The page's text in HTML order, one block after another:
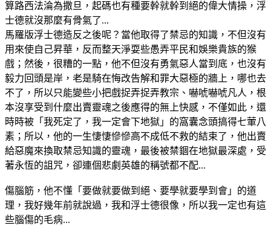
算路西法淪為撒旦，起碼也有種要幹就幹到絕的偉大情操，浮
士德就沒那麼有骨氣了...
馬羅版浮士德造反之後呢？當他取得了禁忌的知識，不但沒有
用來使自己昇華，反而整天淨耍些愚弄平民和娛樂貴族的猴
戲；然後，很糟的一點，他不但沒有勇氣惡人當到底，也沒有
毅力回頭是岸，老是騎在悔改告解和罪大惡極的牆上，哪也去
不了，所以只能變些小把戲捉弄捉弄教宗、嚇唬嚇唬凡人，根
本沒享受到什麼出賣靈魂之後應得的無上快感，不僅如此，還
時時被「我死定了，我一定會下地獄」的窩囊念頭搞得七葷八
素；所以，他的一生悽悽慘慘高不成低不救的結束了，他出賣
給惡魔來換取禁忌知識的靈魂，最後被禁錮在地獄最深處，受
著永恆的詛咒，卻連個悲劇英雄的稱號都不配...
傷腦筋，他不懂「要做就要做到絕、要學就要學到會」的道
理，我好幾年前就說過，我和浮士德很像，所以我一定也有這
些腦傷的毛病...